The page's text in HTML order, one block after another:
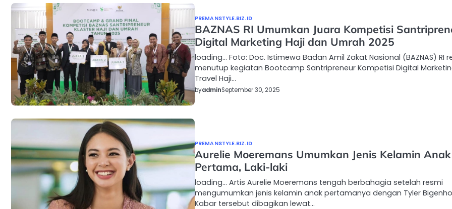
PREMANSTYLE.BIZ.ID
BAZNAS RI Umumkan Juara Kompetisi
Digital Marketing Haji dan Umrah 2025
loading… Foto: Doc. Istimewa Badan Amil Zakat Nasional (BAZNAS) RI
menutup kegiatan Bootcamp Santripreneur Kompetisi Digital
Travel Haji…
byadminSeptember 30, 2025
PREMANSTYLE.BIZ.ID
Aurelie Moeremans Umumkan Jenis Kelamin Anak
Pertama, Laki-laki
loading… Artis Aurelie Moeremans tengah berbahagia setelah resmi
mengumumkan jenis kelamin anak pertamanya dengan Tyler
Kabar tersebut dibagikan lewat…